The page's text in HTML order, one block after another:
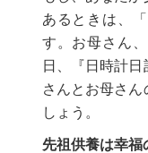
あるときは、
す。お母さん
日、『日時計
さんとお母さ
しょう。
先祖供養は幸福